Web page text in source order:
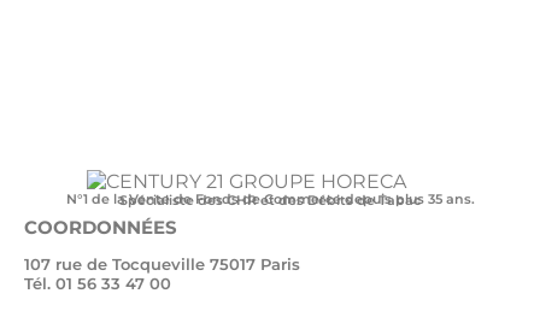
N°1 de la Vente de Fonds de Commerce depuis plus 35 ans.
Spécialiste des CHR et des Débits de Tabac
COORDONNÉES
107 rue de Tocqueville 75017 Paris
Tél. 01 56 33 47 00